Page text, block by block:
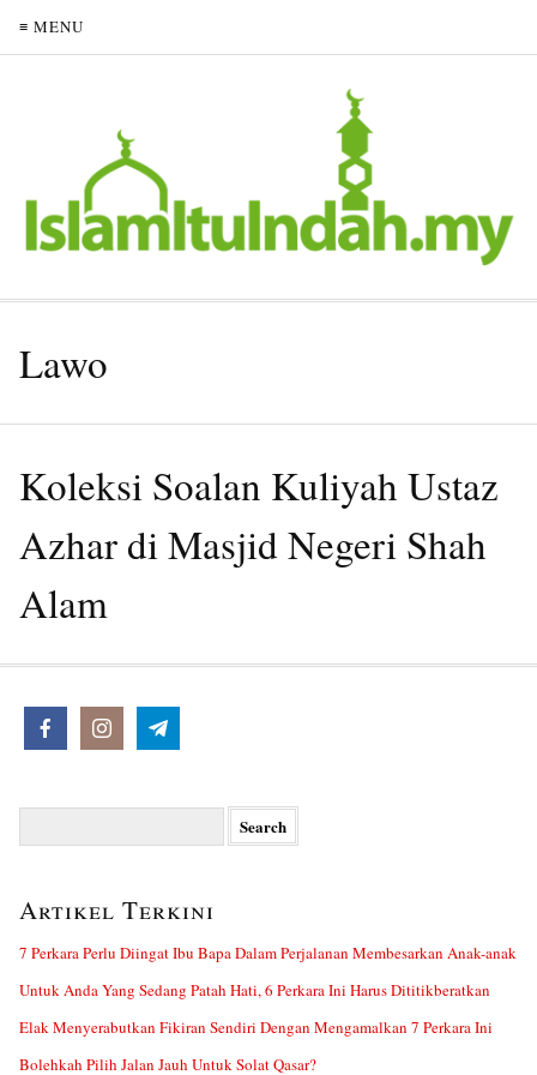
≡ MENU
Lawo
Koleksi Soalan Kuliyah Ustaz
Azhar di Masjid Negeri Shah
Alam
Artikel Terkini
7 Perkara Perlu Diingat Ibu Bapa Dalam Perjalanan Membesarkan Anak-anak
Untuk Anda Yang Sedang Patah Hati, 6 Perkara Ini Harus Dititikberatkan
Elak Menyerabutkan Fikiran Sendiri Dengan Mengamalkan 7 Perkara Ini
Bolehkah Pilih Jalan Jauh Untuk Solat Qasar?